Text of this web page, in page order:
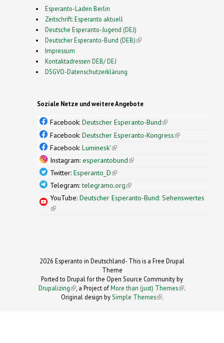
Esperanto-Laden Berlin
Zeitschrift: Esperanto aktuell
Deutsche Esperanto-Jugend (DEJ)
Deutscher Esperanto-Bund (DEB)(link is external)
Impressum
Kontaktadressen DEB/ DEJ
DSGVO-Datenschutzerklärung
Soziale Netze und weitere Angebote
Facebook: Deutscher Esperanto-Bund(link is
external)
Facebook: Deutscher Esperanto-Kongress(link is
Facebook: Luminesk'(link is external)
Instagram: esperantobund(link is external)
Twitter: Esperanto_D(link is external)
Telegram:telegramo.org(link is external)
YouTube: Deutscher Esperanto-Bund: Sehenswertes
(link is external)
2026 Esperanto in Deutschland- This is a Free Drupal
Theme
Ported to Drupal for the Open Source Community by
Drupalizing(link is external)
, a Project ofMore than (just) Themes (link is
.
Original design by Simple Themes
(link is
.